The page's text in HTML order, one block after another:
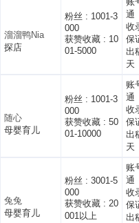
溜溜鸭Nia
探店
粉丝 : 1001-3
000
获赞收藏 : 10
01-5000
通
收
保
出
天
随心
母婴育儿
粉丝 : 1001-3
000
获赞收藏 : 50
01-10000
账
通
收
保
出
天
兔兔
母婴育儿
粉丝 : 3001-5
000
获赞收藏 : 20
001以上
账
通
收
保
出